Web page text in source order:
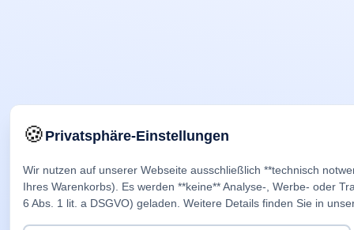
🍪Privatsphäre-Einstellungen
Wir nutzen auf unserer Webseite ausschließlich **technisch
Ihres Warenkorbs). Es werden **keine** Analyse-, Werbe- oder
6 Abs. 1 lit. a DSGVO) geladen. Weitere Details finden Sie in